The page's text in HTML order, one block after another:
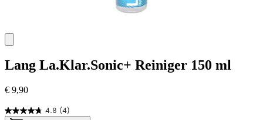
Lang La.Klar.Sonic+ Reiniger 150 ml
€ 9,90
4.8 (4)
4.8